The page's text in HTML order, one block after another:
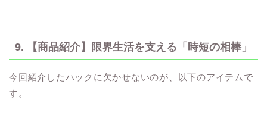
9. 【商品紹介】限界生活を支える「時短の相棒」
今回紹介したハックに欠かせないのが、以下のアイテムで
す。